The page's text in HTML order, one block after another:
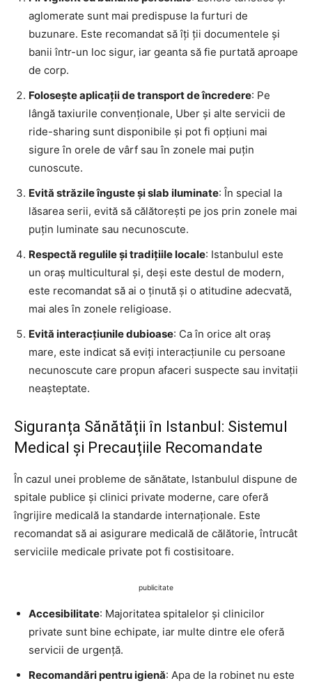
aglomerate sunt mai predispuse la furturi de
buzunare. Este recomandat să îți ții documentele și
banii într-un loc sigur, iar geanta să fie purtată aproape
de corp.
Folosește aplicații de transport de încredere: Pe
lângă taxiurile convenționale, Uber și alte servicii de
ride-sharing sunt disponibile și pot fi opțiuni mai
sigure în orele de vârf sau în zonele mai puțin
cunoscute.
Evită străzile înguste și slab iluminate: În special la
lăsarea serii, evită să călătorești pe jos prin zonele mai
puțin luminate sau necunoscute.
Respectă regulile și tradițiile locale: Istanbulul este
un oraș multicultural și, deși este destul de modern,
este recomandat să ai o ținută și o atitudine adecvată,
mai ales în zonele religioase.
Evită interacțiunile dubioase: Ca în orice alt oraș
mare, este indicat să eviți interacțiunile cu persoane
necunoscute care propun afaceri suspecte sau invitații
neașteptate.
Siguranța Sănătății în Istanbul: Sistemul
Medical și Precauțiile Recomandate
În cazul unei probleme de sănătate, Istanbulul dispune de
spitale publice și clinici private moderne, care oferă
îngrijire medicală la standarde internaționale. Este
recomandat să ai asigurare medicală de călătorie, întrucât
serviciile medicale private pot fi costisitoare.
publicitate
Accesibilitate: Majoritatea spitalelor și clinicilor
private sunt bine echipate, iar multe dintre ele oferă
servicii de urgență.
Recomandări pentru igienă: Apa de la robinet nu este